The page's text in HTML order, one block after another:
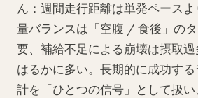
ん：週間走行距離は単発ペース
量バランスは「空腹 / 食後」の
要、補給不足による崩壊は摂取
はるかに多い。長期的に成功す
計を「ひとつの信号」として扱